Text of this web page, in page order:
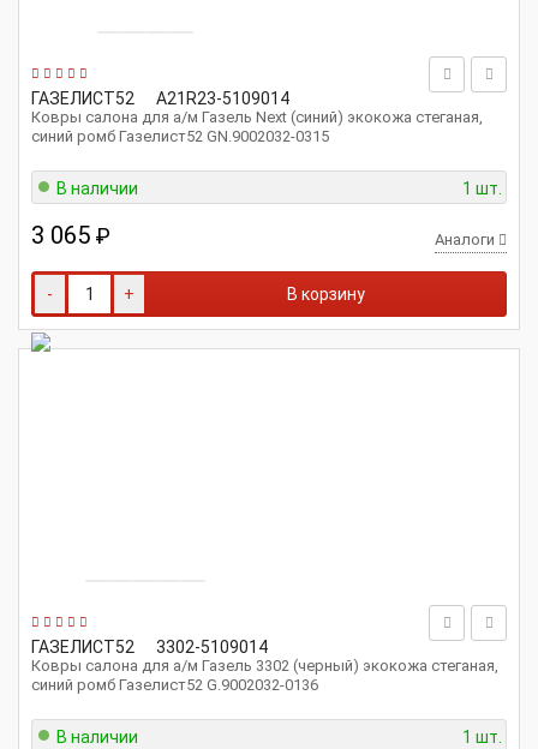
ГАЗЕЛИСТ52 A21R23-5109014
Ковры салона для а/м Газель Next (синий) экокожа стеганая,
синий ромб Газелист52 GN.9002032-0315
В наличии 1 шт.
3 065 ₽ Аналоги
- + В корзину
ГАЗЕЛИСТ52 3302-5109014
Ковры салона для а/м Газель 3302 (черный) экокожа стеганая,
синий ромб Газелист52 G.9002032-0136
В наличии 1 шт.